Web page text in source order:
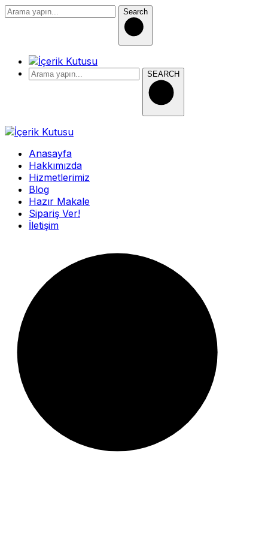
Search
SEARCH
Anasayfa
Hakkımızda
Hizmetlerimiz
Blog
Hazır Makale
Sipariş Ver!
İletişim